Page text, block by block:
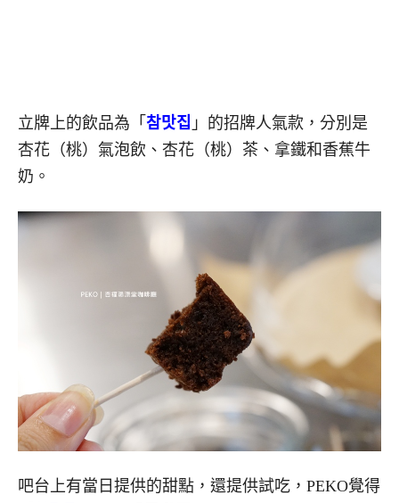
立牌上的飲品為「 참맛집 」的招牌人氣款，分別是
杏花（桃）氣泡飲、杏花（桃）茶、拿鐵和香蕉牛
奶。
吧台上有當日提供的甜點，還提供試吃，PEKO覺得